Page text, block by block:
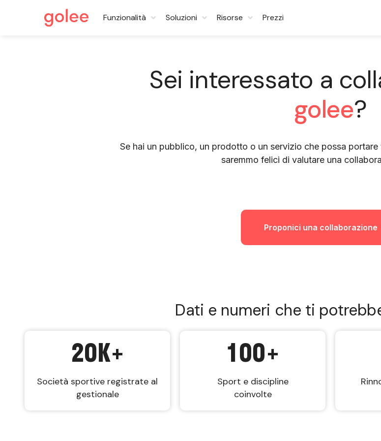
Funzionalità Soluzioni Risorse Prezzi
Sei interessato a
golee?
Se hai un pubblico, un prodotto o un servizio che possa
saremmo felici di valutare una
Proponici una collaborazione
Dati e numeri che ti
20K+
Società sportive registrate al
gestionale
100+
Sport e discipline
coinvolte